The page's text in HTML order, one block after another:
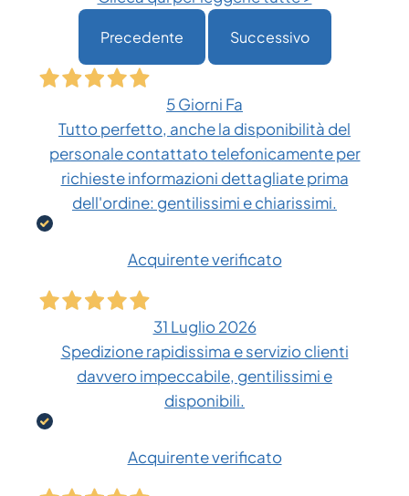
Precedente Successivo
5 Giorni Fa
Tutto perfetto, anche la disponibilità del
personale contattato telefonicamente per
richieste informazioni dettagliate prima
dell'ordine: gentilissimi e chiarissimi.
Acquirente verificato
31 Luglio 2026
Spedizione rapidissima e servizio clienti
davvero impeccabile, gentilissimi e
disponibili.
Acquirente verificato